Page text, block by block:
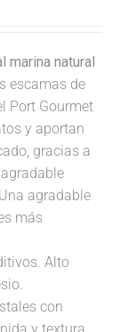
marina natural
escamas de
Port Gourmet
y aportan
gracias a
agradable
más
Alto
con